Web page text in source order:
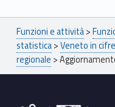
Breadcrumbs navigation
Funzioni e attività>
statistica>Veneto in cifre
regionale >